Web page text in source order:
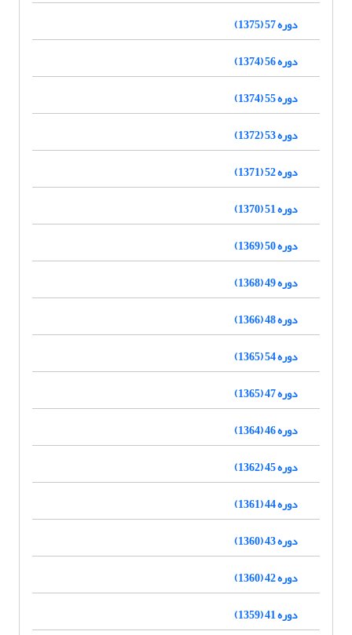
دوره 57 (1375)
دوره 56 (1374)
دوره 55 (1374)
دوره 53 (1372)
دوره 52 (1371)
دوره 51 (1370)
دوره 50 (1369)
دوره 49 (1368)
دوره 48 (1366)
دوره 54 (1365)
دوره 47 (1365)
دوره 46 (1364)
دوره 45 (1362)
دوره 44 (1361)
دوره 43 (1360)
دوره 42 (1360)
دوره 41 (1359)